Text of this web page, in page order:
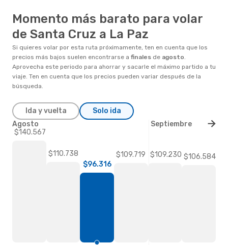
Momento más barato para volar
de Santa Cruz a La Paz
Si quieres volar por esta ruta próximamente, ten en cuenta que los
precios más bajos suelen encontrarse a finales de agosto.
Aprovecha este periodo para ahorrar y sacarle el máximo partido a tu
viaje. Ten en cuenta que los precios pueden variar después de la
búsqueda.
Ida y vuelta Solo ida
$140.567
$110.738
$96.316
$109.719 $109.230 $106.584
Agosto Septiembre